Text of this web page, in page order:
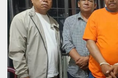
o
l
s
e
k
T
i